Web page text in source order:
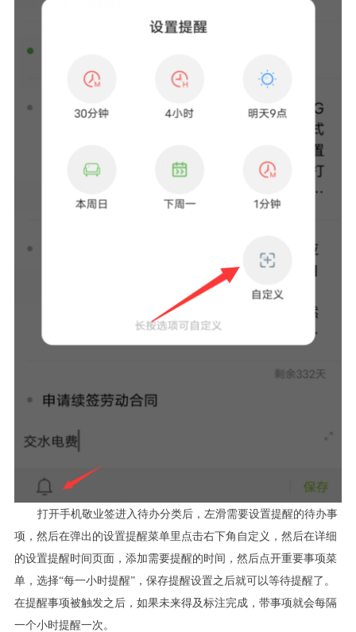
打开手机敬业签进入待办分类后，左滑需要设置提醒的待办事
项，然后在弹出的设置提醒菜单里点击右下角自定义，然后在详细
的设置提醒时间页面，添加需要提醒的时间，然后点开重要事项菜
单，选择“每一小时提醒”，保存提醒设置之后就可以等待提醒了。
在提醒事项被触发之后，如果未来得及标注完成，带事项就会每隔
一个小时提醒一次。